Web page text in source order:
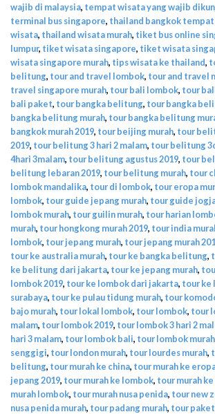
wajib di malaysia, tempat wisata yang wajib
terminal bus singapore, thailand bangkok
wisata, thailand wisata murah, tiket bus online
lumpur, tiket wisata singapore, tiket wisata
wisata singapore murah, tips wisata ke thailand,
belitung, tour and travel lombok, tour and travel
travel singapore murah, tour bali lombok, tour
bali paket, tour bangka belitung, tour bangka
bangka belitung murah, tour bangka belitung
bangkok murah 2019, tour beijing murah, tour
2019, tour belitung 3 hari 2 malam, tour belitung
4hari 3malam, tour belitung agustus 2019, tour
belitung lebaran 2019, tour belitung murah, tour
lombok mandalika, tour di lombok, tour eropa
lombok, tour guide jepang murah, tour guide
lombok murah, tour guilin murah, tour harian
murah, tour hongkong murah 2019, tour india
lombok, tour jepang murah, tour jepang murah
tour ke australia murah, tour ke bangka belitung,
ke belitung dari jakarta, tour ke jepang murah,
lombok 2019, tour ke lombok dari jakarta, tour ke
surabaya, tour ke pulau tidung murah, tour
bajo murah, tour lokal lombok, tour lombok, tour
malam, tour lombok 2019, tour lombok 3 hari 2
hari 3 malam, tour lombok bali, tour lombok murah
senggigi, tour london murah, tour lourdes murah,
belitung, tour murah ke china, tour murah ke
jepang 2019, tour murah ke lombok, tour murah
murah lombok, tour murah nusa penida, tour new
nusa penida murah, tour padang murah, tour